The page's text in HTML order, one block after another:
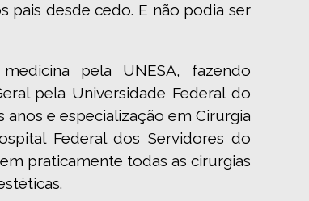
pais desde cedo. E não podia ser
pela UNESA, fazendo
pela Universidade Federal do
anos e especialização em Cirurgia
Federal dos Servidores do
praticamente todas as cirurgias